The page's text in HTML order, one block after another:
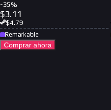
-35%
$3.11
$4.79
Remarkable
Comprar ahora